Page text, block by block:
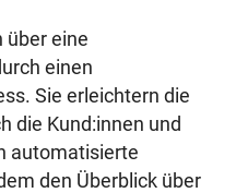
über eine
einen
Sie erleichtern die
die Kund:innen und
automatisierte
den Überblick über